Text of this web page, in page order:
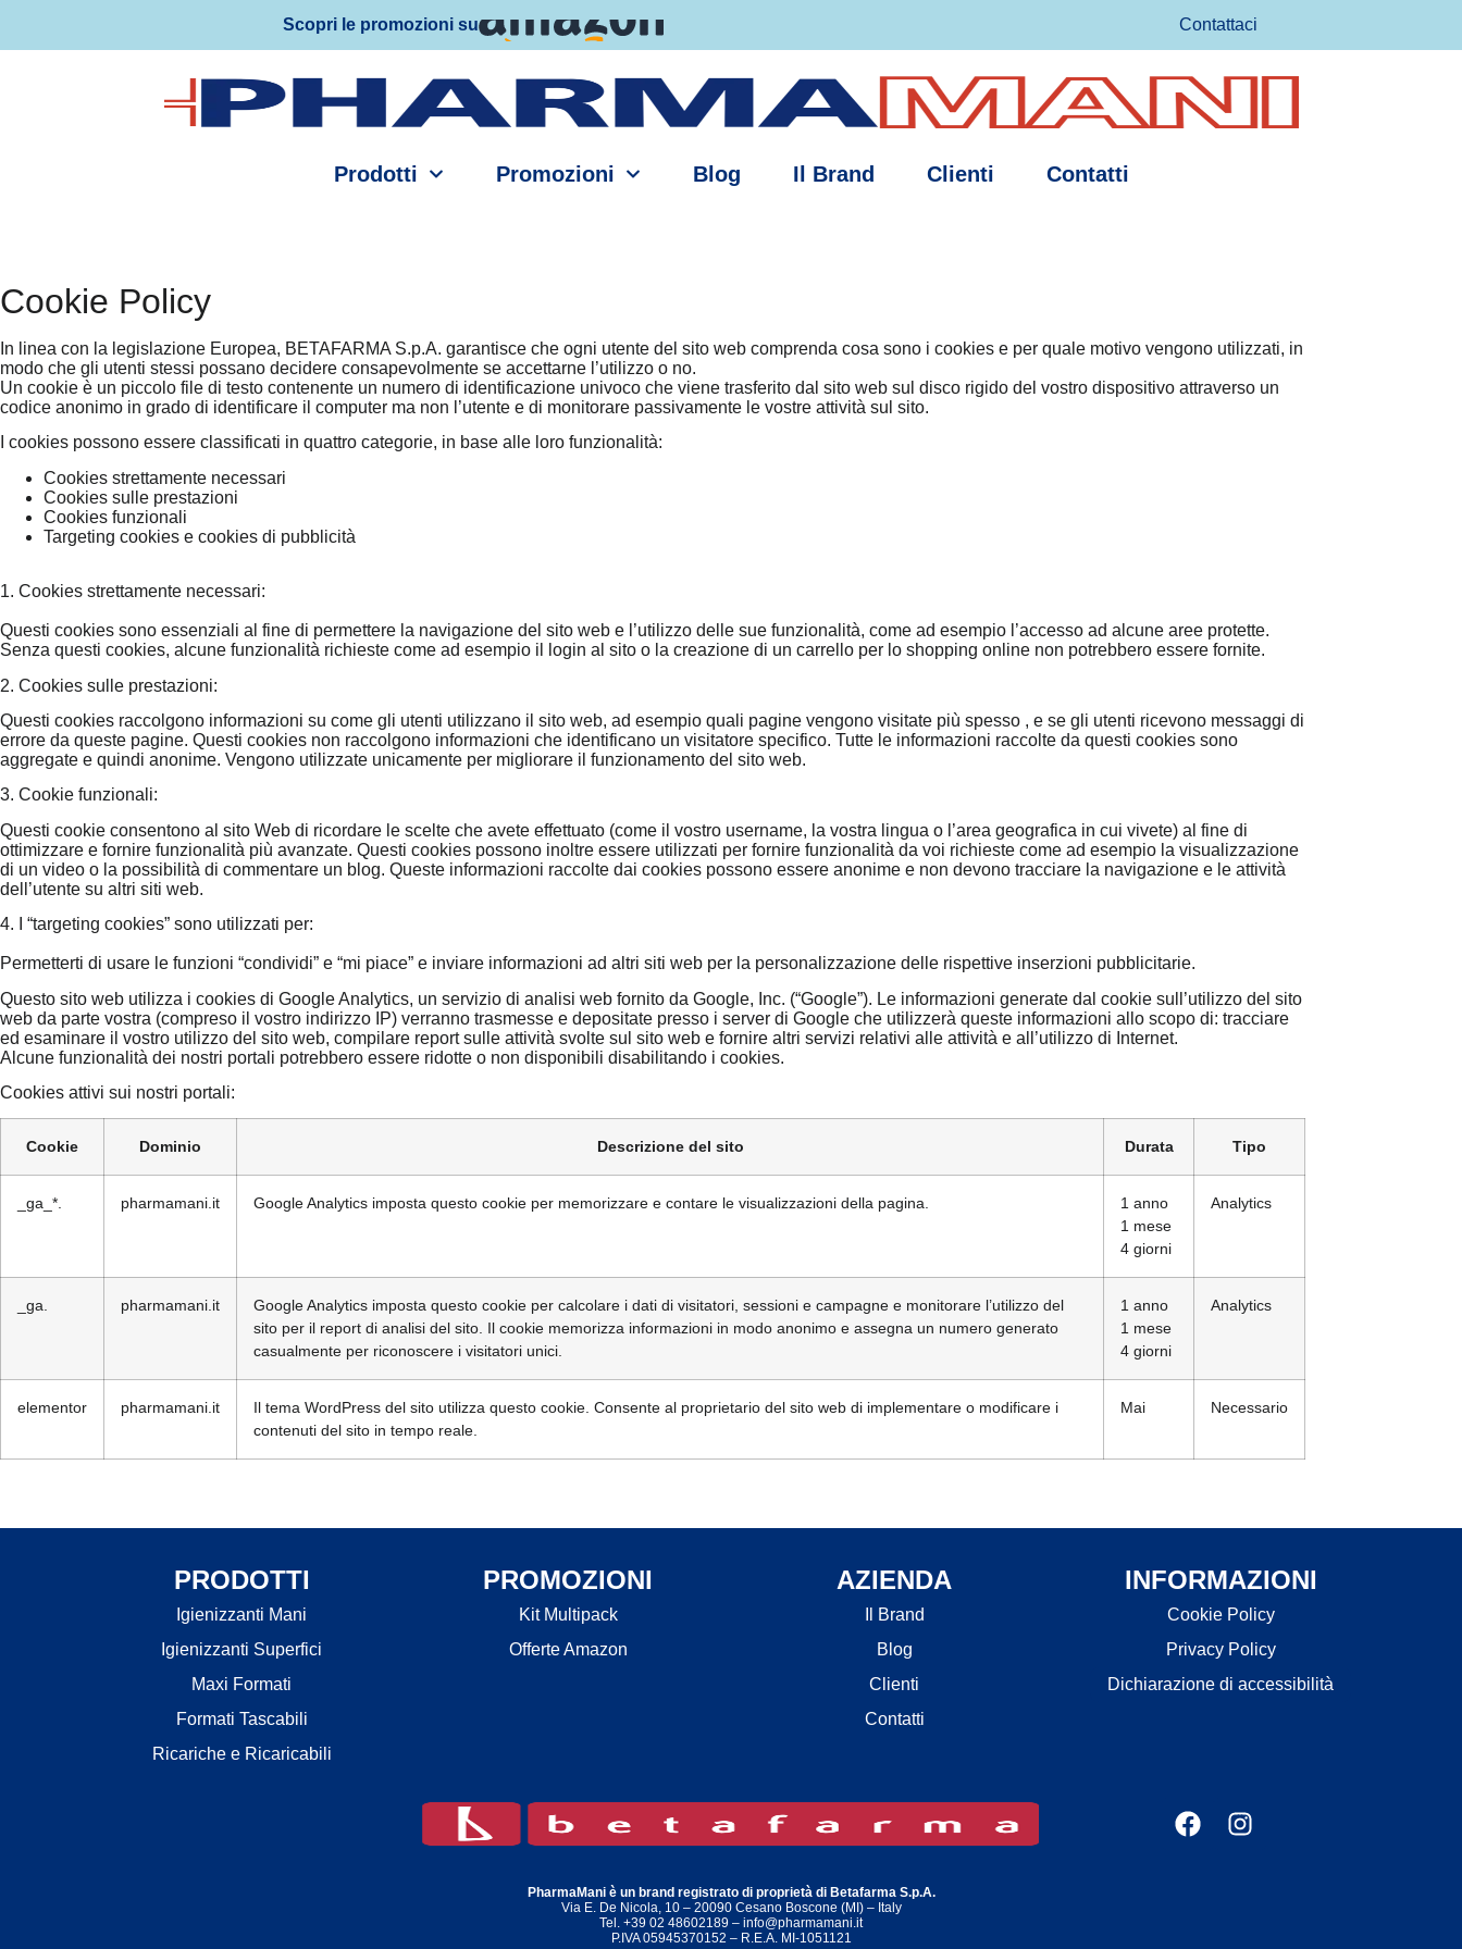
Contattaci
Scopri le promozioni su
Prodotti Promozioni Blog Il Brand Clienti Contatti
Cookie Policy
In linea con la legislazione Europea, BETAFARMA S.p.A. garantisce che ogni utente del sito web comprenda cosa sono i cookies e per quale motivo vengono utilizzati, in
modo che gli utenti stessi possano decidere consapevolmente se accettarne l’utilizzo o no.
Un cookie è un piccolo file di testo contenente un numero di identificazione univoco che viene trasferito dal sito web sul disco rigido del vostro dispositivo attraverso un
codice anonimo in grado di identificare il computer ma non l’utente e di monitorare passivamente le vostre attività sul sito.
I cookies possono essere classificati in quattro categorie, in base alle loro funzionalità:
Cookies strettamente necessari
Cookies sulle prestazioni
Cookies funzionali
Targeting cookies e cookies di pubblicità
1. Cookies strettamente necessari:
Questi cookies sono essenziali al fine di permettere la navigazione del sito web e l’utilizzo delle sue funzionalità, come ad esempio l’accesso ad alcune aree protette.
Senza questi cookies, alcune funzionalità richieste come ad esempio il login al sito o la creazione di un carrello per lo shopping online non potrebbero essere fornite.
2. Cookies sulle prestazioni:
Questi cookies raccolgono informazioni su come gli utenti utilizzano il sito web, ad esempio quali pagine vengono visitate più spesso , e se gli utenti ricevono messaggi di
errore da queste pagine. Questi cookies non raccolgono informazioni che identificano un visitatore specifico. Tutte le informazioni raccolte da questi cookies sono
aggregate e quindi anonime. Vengono utilizzate unicamente per migliorare il funzionamento del sito web.
3. Cookie funzionali:
Questi cookie consentono al sito Web di ricordare le scelte che avete effettuato (come il vostro username, la vostra lingua o l’area geografica in cui vivete) al fine di
ottimizzare e fornire funzionalità più avanzate. Questi cookies possono inoltre essere utilizzati per fornire funzionalità da voi richieste come ad esempio la visualizzazione
di un video o la possibilità di commentare un blog. Queste informazioni raccolte dai cookies possono essere anonime e non devono tracciare la navigazione e le attività
dell’utente su altri siti web.
4. I “targeting cookies” sono utilizzati per:
Permetterti di usare le funzioni “condividi” e “mi piace” e inviare informazioni ad altri siti web per la personalizzazione delle rispettive inserzioni pubblicitarie.
Questo sito web utilizza i cookies di Google Analytics, un servizio di analisi web fornito da Google, Inc. (“Google”). Le informazioni generate dal cookie sull’utilizzo del sito
web da parte vostra (compreso il vostro indirizzo IP) verranno trasmesse e depositate presso i server di Google che utilizzerà queste informazioni allo scopo di: tracciare
ed esaminare il vostro utilizzo del sito web, compilare report sulle attività svolte sul sito web e fornire altri servizi relativi alle attività e all’utilizzo di Internet.
Alcune funzionalità dei nostri portali potrebbero essere ridotte o non disponibili disabilitando i cookies.
Cookies attivi sui nostri portali:
Cookie Dominio Descrizione del sito Durata Tipo
_ga_*. pharmamani.it Google Analytics imposta questo cookie per memorizzare e contare le visualizzazioni della pagina.
1 anno
1 mese
4 giorni
Analytics
_ga. pharmamani.it
Google Analytics imposta questo cookie per calcolare i dati di visitatori, sessioni e campagne e monitorare l’utilizzo del
sito per il report di analisi del sito. Il cookie memorizza informazioni in modo anonimo e assegna un numero generato
casualmente per riconoscere i visitatori unici.
1 anno
1 mese
4 giorni
Analytics
elementor pharmamani.it
Il tema WordPress del sito utilizza questo cookie. Consente al proprietario del sito web di implementare o modificare i
contenuti del sito in tempo reale.
Mai Necessario
PRODOTTI
Igienizzanti Mani
Igienizzanti Superfici
Maxi Formati
Formati Tascabili
Ricariche e Ricaricabili
PROMOZIONI
Kit Multipack
Offerte Amazon
AZIENDA
Il Brand
Blog
Clienti
Contatti
INFORMAZIONI
Dichiarazione di accessibilità
Cookie Policy
Privacy Policy
PharmaMani è un brand registrato di proprietà di Betafarma S.p.A.
Via E. De Nicola, 10 – 20090 Cesano Boscone (MI) – Italy
Tel. +39 02 48602189 – info@pharmamani.it
P.IVA 05945370152 – R.E.A. MI-1051121